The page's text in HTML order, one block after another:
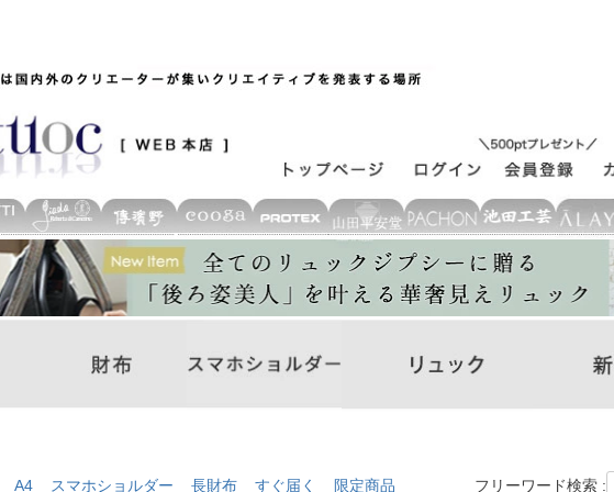
A4 スマホショルダー 長財布 すぐ届く 限定商品 フリーワード検索 :